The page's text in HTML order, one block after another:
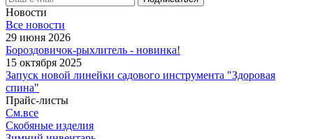
Новости
Все новости
29 июня 2026
Бороздовичок-рыхлитель - новинка!
15 октября 2025
Запуск новой линейки садового инструмента "Здоровая
спина"
Прайс-листы
См.все
Скобяные изделия